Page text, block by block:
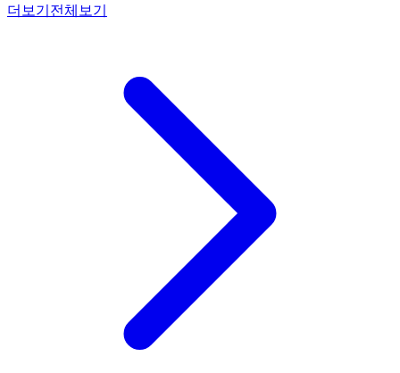
더보기 전체보기